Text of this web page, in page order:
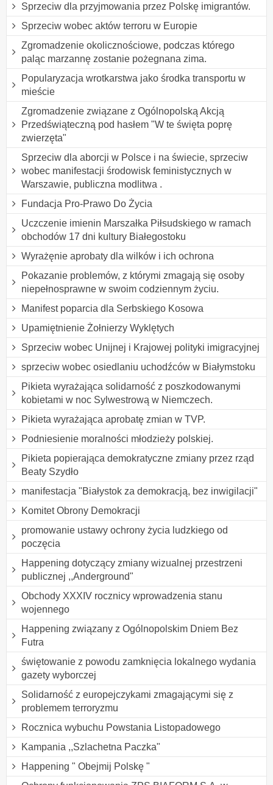
Sprzeciw dla przyjmowania przez Polskę imigrantów.
Sprzeciw wobec aktów terroru w Europie
Zgromadzenie okolicznościowe, podczas którego
paląc marzannę zostanie pożegnana zima.
Popularyzacja wrotkarstwa jako środka transportu w
mieście
Zgromadzenie związane z Ogólnopolską Akcją
Przedświąteczną pod hasłem "W te święta poprę
zwierzęta"
Sprzeciw dla aborcji w Polsce i na świecie, sprzeciw
wobec manifestacji środowisk feministycznych w
Warszawie, publiczna modlitwa .
Fundacja Pro-Prawo Do Życia
Uczczenie imienin Marszałka Piłsudskiego w ramach
obchodów 17 dni kultury Białegostoku
Wyrażęnie aprobaty dla wilków i ich ochrona
Pokazanie problemów, z którymi zmagają się osoby
niepełnosprawne w swoim codziennym życiu.
Manifest poparcia dla Serbskiego Kosowa
Upamiętnienie Żołnierzy Wyklętych
Sprzeciw wobec Unijnej i Krajowej polityki imigracyjnej
sprzeciw wobec osiedlaniu uchodźców w Białymstoku
Pikieta wyrażająca solidarność z poszkodowanymi
kobietami w noc Sylwestrową w Niemczech.
Pikieta wyrażająca aprobatę zmian w TVP.
Podniesienie moralności młodzieży polskiej.
Pikieta popierająca demokratyczne zmiany przez rząd
Beaty Szydło
manifestacja "Białystok za demokracją, bez inwigilacji"
Komitet Obrony Demokracji
promowanie ustawy ochrony życia ludzkiego od
poczęcia
Happening dotyczący zmiany wizualnej przestrzeni
publicznej ,,Anderground"
Obchody XXXIV rocznicy wprowadzenia stanu
wojennego
Happening związany z Ogólnopolskim Dniem Bez
Futra
świętowanie z powodu zamknięcia lokalnego wydania
gazety wyborczej
Solidarność z europejczykami zmagającymi się z
problemem terroryzmu
Rocznica wybuchu Powstania Listopadowego
Kampania ,,Szlachetna Paczka"
Happening " Obejmij Polskę "